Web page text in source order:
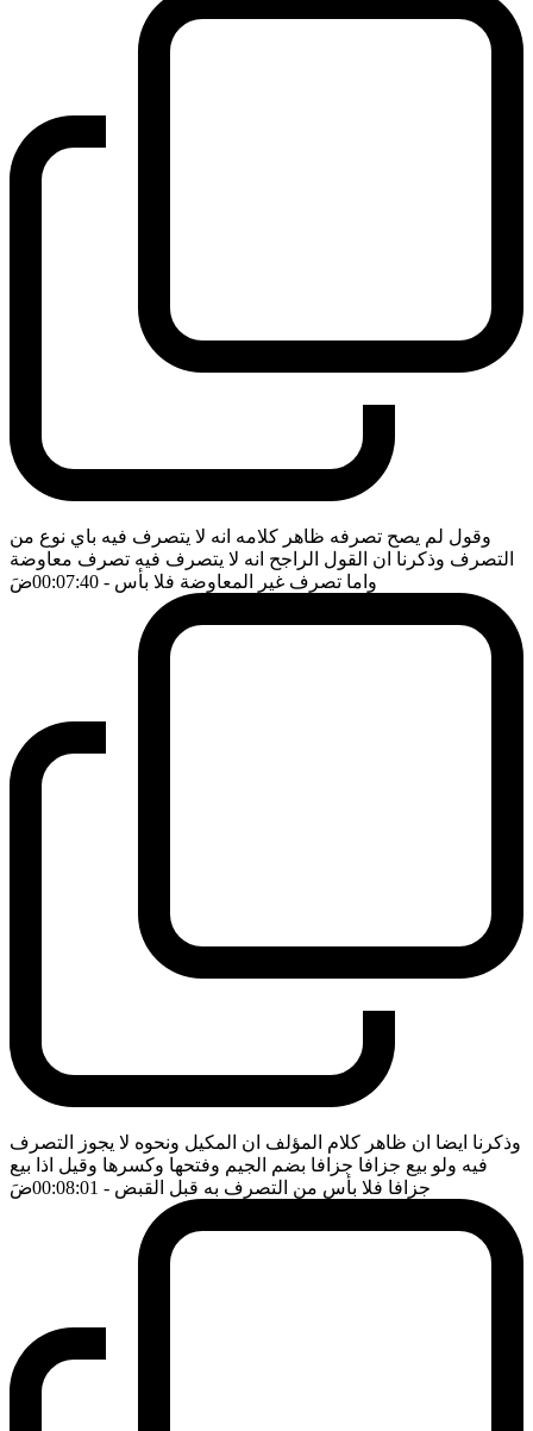
وقول لم يصح تصرفه ظاهر كلامه انه لا يتصرف فيه باي نوع من
التصرف وذكرنا ان القول الراجح انه لا يتصرف فيه تصرف معاوضة
واما تصرف غير المعاوضة فلا بأس - 00:07:40 ضَ
وذكرنا ايضا ان ظاهر كلام المؤلف ان المكيل ونحوه لا يجوز التصرف
فيه ولو بيع جزافا جزافا بضم الجيم وفتحها وكسرها وقيل اذا بيع
جزافا فلا بأس من التصرف به قبل القبض - 00:08:01 ضَ